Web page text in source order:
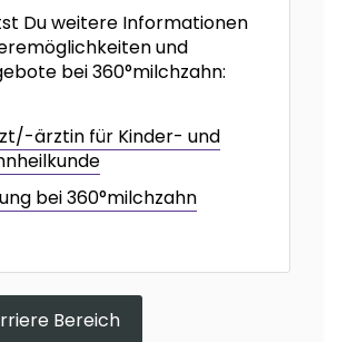
Du weitere Informationen
und
bei 360°milchzahn:
ärztin für Kinder- und
bei 360°milchzahn
Bereich